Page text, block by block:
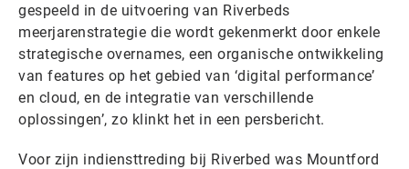
gespeeld in de uitvoering van Riverbeds
meerjarenstrategie die wordt gekenmerkt door enkele
strategische overnames, een organische ontwikkeling
van features op het gebied van ‘digital performance’
en cloud, en de integratie van verschillende
oplossingen’, zo klinkt het in een persbericht.
Voor zijn indiensttreding bij Riverbed was Mountford